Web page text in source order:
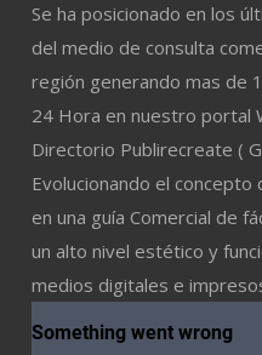
Se ha posicionado en los
del medio de consulta
región generando mas de
24 Hora en nuestro portal
Directorio Publirecreate (
Evolucionando el
en una guía Comercial de
un alto nivel estético y
medios digitales e